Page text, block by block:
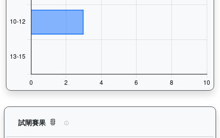
試閘賽果 極速之星（G181）— 試閘賽果紀錄：查看馬匹